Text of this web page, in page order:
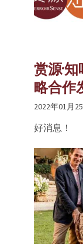
赏源·
略合作
2022年01月
好消息！